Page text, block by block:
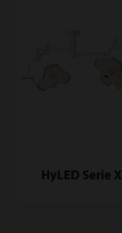
HyLED Serie X